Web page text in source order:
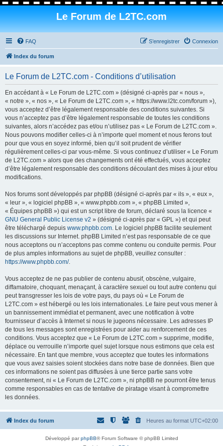
Le Forum de L2TC.com
FAQ Connexion
S’enregistrer
Index du forum
Le Forum de L2TC.com - Conditions d’utilisation
En accédant à « Le Forum de L2TC.com » (désigné ci-après par « nous »,
« notre », « nos », « Le Forum de L2TC.com », « https://www.l2tc.com/forum »),
vous acceptez d’être légalement responsable des conditions suivantes. Si
vous n’acceptez pas d’être légalement responsable de toutes les conditions
suivantes, alors n’accédez pas et/ou n’utilisez pas « Le Forum de L2TC.com ».
Nous pouvons modifier celles-ci à n’importe quel moment et nous ferons tout
pour que vous en soyez informé, bien qu’il soit prudent de vérifier
régulièrement celles-ci par vous-même. Si vous continuez d’utiliser « Le Forum
de L2TC.com » alors que des changements ont été effectués, vous acceptez
d’être légalement responsable des conditions découlant des mises à jour et/ou
modifications.
Nos forums sont développés par phpBB (désigné ci-après par « ils », « eux »,
« leur », « logiciel phpBB », « www.phpbb.com », « phpBB Limited »,
« Équipes phpBB ») qui est un script libre de forum, déclaré sous la licence «
GNU General Public License v2 » (désigné ci-après par « GPL ») et qui peut
être téléchargé depuis www.phpbb.com. Le logiciel phpBB facilite seulement
les discussions sur Internet. phpBB Limited n’est pas responsable de ce que
nous acceptons ou n’acceptons pas comme contenu ou conduite permis. Pour
de plus amples informations au sujet de phpBB, veuillez consulter :
https://www.phpbb.com/.
Vous acceptez de ne pas publier de contenu abusif, obscène, vulgaire,
diffamatoire, choquant, menaçant, à caractère sexuel ou tout autre contenu qui
peut transgresser les lois de votre pays, du pays où « Le Forum de
L2TC.com » est hébergé ou les lois internationales. Le faire peut vous mener à
un bannissement immédiat et permanent, avec une notification à votre
fournisseur d’accès à Internet si nous le jugeons nécessaire. Les adresses IP
de tous les messages sont enregistrées pour aider au renforcement de ces
conditions. Vous acceptez que « Le Forum de L2TC.com » supprime, modifie,
déplace ou verrouille n’importe quel sujet lorsque nous estimons que cela est
nécessaire. En tant que membre, vous acceptez que toutes les informations
que vous avez saisies soient stockées dans notre base de données. Bien que
ces informations ne soient pas diffusées à une tierce partie sans votre
consentement, ni « Le Forum de L2TC.com », ni phpBB ne pourront être tenus
comme responsables en cas de tentative de piratage visant à compromettre
les données.
Index du forum Heures au format UTC+02:00
Développé parphpBB® Forum Software © phpBB Limited